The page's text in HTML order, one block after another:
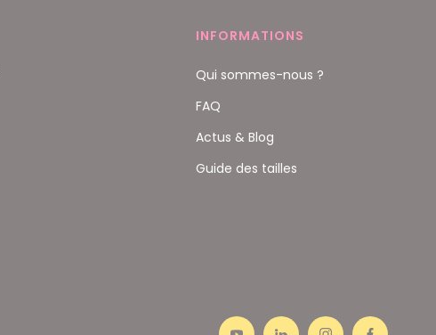
INFORMATIONS
Qui sommes-nous ?
FAQ
Actus & Blog
Guide des tailles